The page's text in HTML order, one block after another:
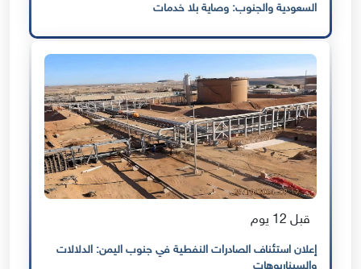
السعودية والجنوب: وصاية بلا خدمات
قبل 12 يوم
إعلان استئناف الصادرات النفطية في جنوب اليمن: الدلالات
والسيناريوهات